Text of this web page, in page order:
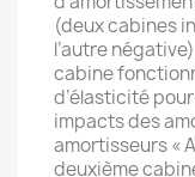
(deux cabines
l’autre
cabine
d’élasticité
impacts des
amortisseurs «
deuxième